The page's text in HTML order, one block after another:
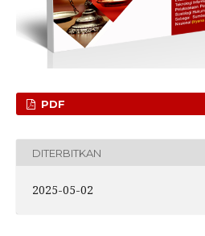
PDF
DITERBITKAN
2025-05-02